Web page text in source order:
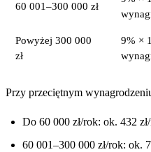
60 001–300 000 zł
Powyżej 300 000
zł
9% ×
Przy przeciętnym
Do 60 000 zł/rok: ok. 432
60 001–300 000 zł/rok: ok.